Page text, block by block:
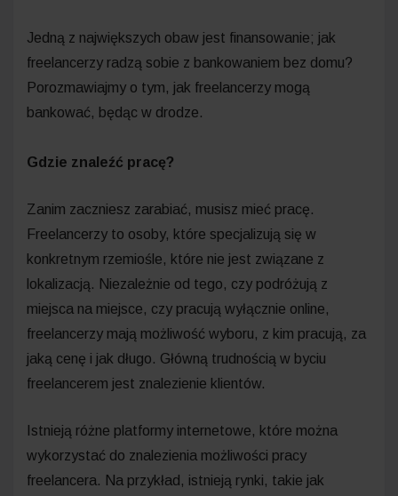
Jedną z największych obaw jest finansowanie; jak
freelancerzy radzą sobie z bankowaniem bez domu?
Porozmawiajmy o tym, jak freelancerzy mogą
bankować, będąc w drodze.
Gdzie znaleźć pracę?
Zanim zaczniesz zarabiać, musisz mieć pracę.
Freelancerzy to osoby, które specjalizują się w
konkretnym rzemiośle, które nie jest związane z
lokalizacją. Niezależnie od tego, czy podróżują z
miejsca na miejsce, czy pracują wyłącznie online,
freelancerzy mają możliwość wyboru, z kim pracują, za
jaką cenę i jak długo. Główną trudnością w byciu
freelancerem jest znalezienie klientów.
Istnieją różne platformy internetowe, które można
wykorzystać do znalezienia możliwości pracy
freelancera. Na przykład, istnieją rynki, takie jak